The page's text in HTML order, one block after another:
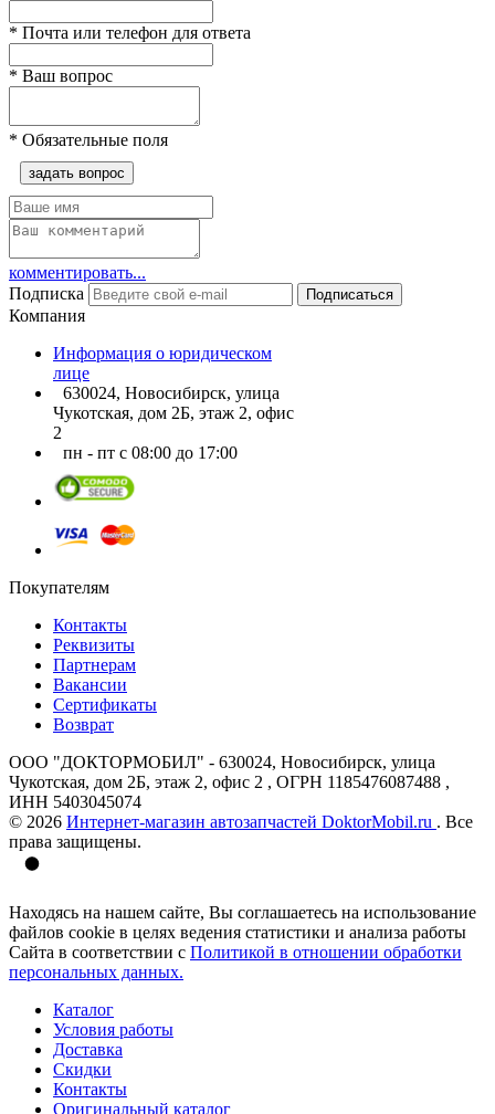
* Почта или телефон для ответа
* Ваш вопрос
* Обязательные поля
задать вопрос
комментировать...
Подписка
Подписаться
Компания
Информация о юридическом
лице
630024, Новосибирск, улица
Чукотская, дом 2Б, этаж 2, офис
2
пн - пт с 08:00 до 17:00
Покупателям
Контакты
Реквизиты
Партнерам
Вакансии
Сертификаты
Возврат
ООО "ДОКТОРМОБИЛ" - 630024, Новосибирск, улица
Чукотская, дом 2Б, этаж 2, офис 2 , ОГРН 1185476087488 ,
ИНН 5403045074
© 2026 Интернет-магазин автозапчастей DoktorMobil.ru . Все
права защищены.
Находясь на нашем сайте, Вы соглашаетесь на использование
файлов cookie в целях ведения статистики и анализа работы
Сайта в соответствии с Политикой в отношении обработки
персональных данных.
Каталог
Условия работы
Доставка
Скидки
Контакты
Оригинальный каталог